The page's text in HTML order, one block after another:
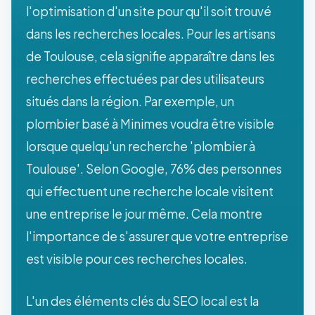
l'optimisation d'un site pour qu'il soit trouvé
dans les recherches locales. Pour les artisans
de Toulouse, cela signifie apparaître dans les
recherches effectuées par des utilisateurs
situés dans la région. Par exemple, un
plombier basé à Minimes voudra être visible
lorsque quelqu'un recherche 'plombier à
Toulouse'. Selon Google, 76% des personnes
qui effectuent une recherche locale visitent
une entreprise le jour même. Cela montre
l'importance de s'assurer que votre entreprise
est visible pour ces recherches locales.
L'un des éléments clés du SEO local est la